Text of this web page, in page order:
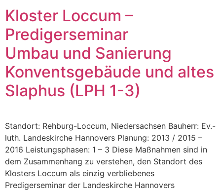
Kloster Loccum –
Predigerseminar
Umbau und Sanierung
Konventsgebäude und altes
Slaphus (LPH 1-3)
Standort: Rehburg-Loccum, Niedersachsen Bauherr: Ev.-
luth. Landeskirche Hannovers Planung: 2013 / 2015 –
2016 Leistungsphasen: 1 – 3 Diese Maßnahmen sind in
dem Zusammenhang zu verstehen, den Standort des
Klosters Loccum als einzig verbliebenes
Predigerseminar der Landeskirche Hannovers